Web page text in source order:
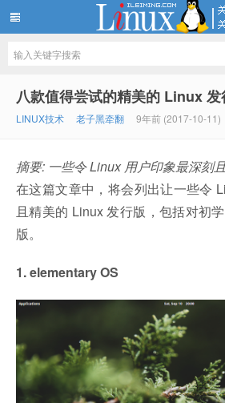
八款值得尝试的精美的 Linux 发
LINUX技术 老子黑牵翻 9年前 (2017-10-11)
摘要: 一些令 Linux 用户印象最深刻
在这篇文章中，将会列出让一些令
且精美的 Linux 发行版，包括对初
版。
1. elementary OS